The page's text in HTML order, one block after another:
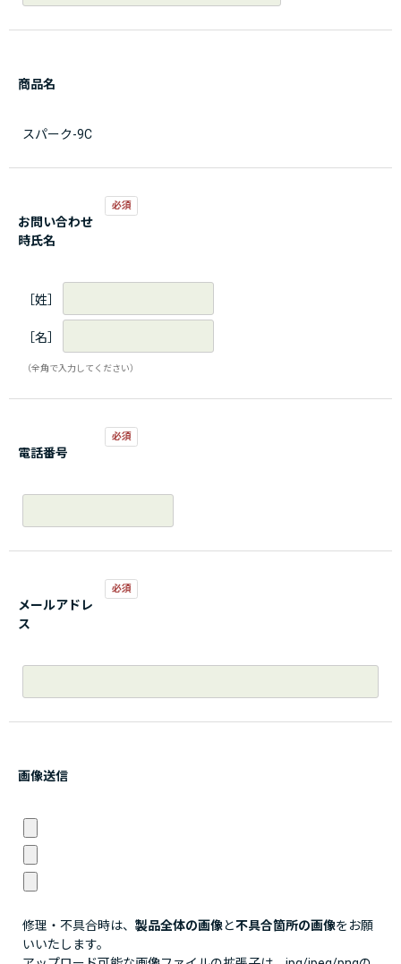
商品名
スパーク-9C
お問い合わせ
時氏名
［姓］
［名］
（全角で入力してください）
電話番号
メールアドレ
ス
画像送信
修理・不具合時は、 製品全体の画像と不具合箇所の画像をお願
いいたします。